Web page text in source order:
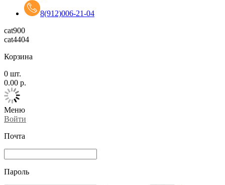
8(912)006-21-04
cat900
cat4404
Корзина
0 шт.
0.00 р.
Меню
Войти
Почта
Пароль